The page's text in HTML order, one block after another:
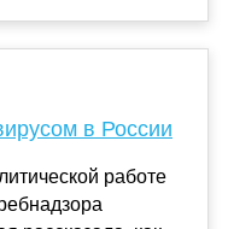
в России
работе